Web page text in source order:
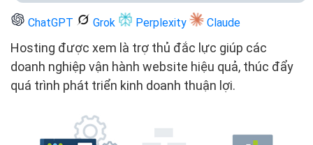
ChatGPT Grok Perplexity Claude
Hosting được xem là trợ thủ đắc lực giúp các
doanh nghiệp vận hành website hiệu quả, thúc đẩy
quá trình phát triển kinh doanh thuận lợi.